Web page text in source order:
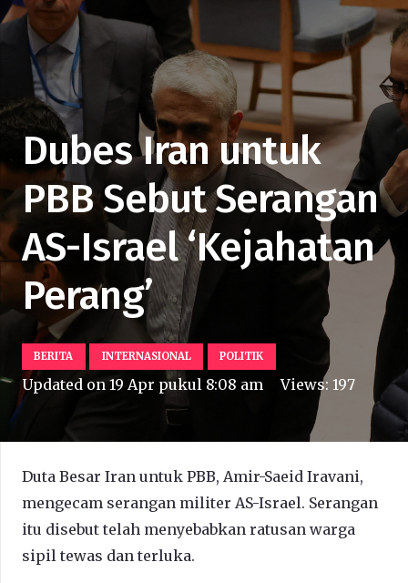
Dubes Iran untuk
PBB Sebut Serangan
AS-Israel ‘Kejahatan
Perang’
BERITA INTERNASIONAL POLITIK
Updated on 19 Apr pukul 8:08 am Views:197
Duta Besar Iran untuk PBB, Amir-Saeid Iravani,
mengecam serangan militer AS-Israel. Serangan
itu disebut telah menyebabkan ratusan warga
sipil tewas dan terluka.